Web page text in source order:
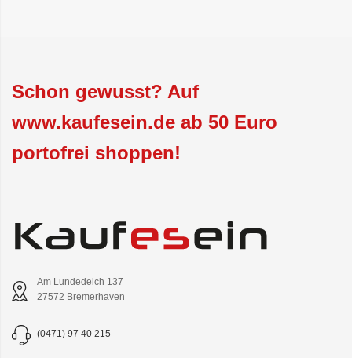
Schon gewusst? Auf
www.kaufesein.de ab 50 Euro
portofrei shoppen!
Am Lundedeich 137
27572 Bremerhaven
(0471) 97 40 215